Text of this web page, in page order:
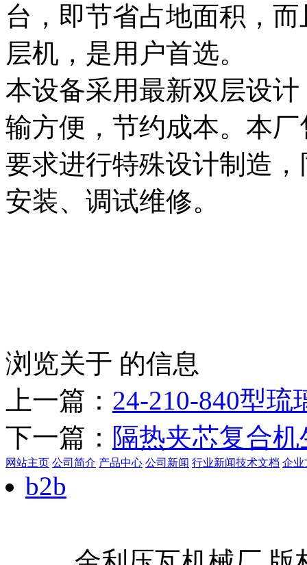
台，即节省占地面积，
层机，是用户首选。
本设备采用最新双层设
输方便，节约成本。本
要求进行特殊设计制造
安装、调试维修。
浏览关于 的信息
上一篇： 24-210-840型琉
下一篇： 隔热夹芯复合
网站主页 公司简介 产品中心 公司新闻 行业新闻技术文档 企业
b2b